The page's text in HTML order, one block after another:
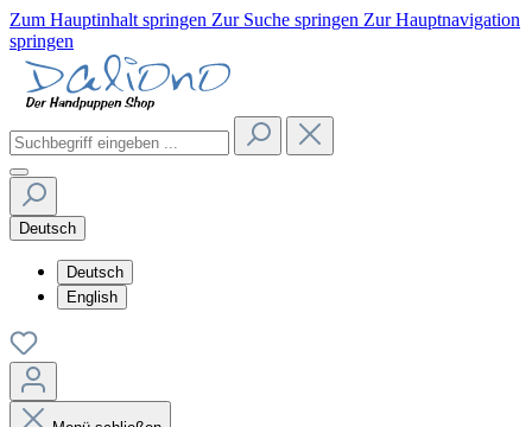
Zum Hauptinhalt springen Zur Suche springen Zur Hauptnavigation
springen
Deutsch
Deutsch
English